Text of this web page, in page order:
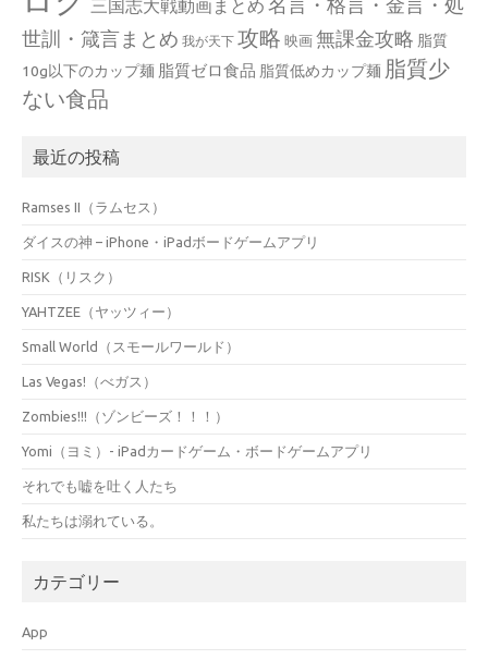
三国志大戦動画まとめ 名言・格言・金言・処
世訓・箴言まとめ 我が天下 攻略 映画 無課金攻略 脂質
10g以下のカップ麺 脂質ゼロ食品 脂質低めカップ麺 脂質少
ない食品
最近の投稿
Ramses II（ラムセス）
ダイスの神 – iPhone・iPadボードゲームアプリ
RISK（リスク）
YAHTZEE（ヤッツィー）
Small World（スモールワールド）
Las Vegas!（べガス）
Zombies!!!（ゾンビーズ！！！）
Yomi（ヨミ）- iPadカードゲーム・ボードゲームアプリ
それでも嘘を吐く人たち
私たちは溺れている。
カテゴリー
App